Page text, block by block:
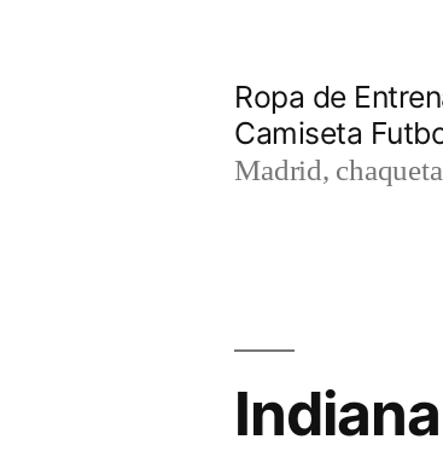
Ropa de
Camiseta
Madrid,